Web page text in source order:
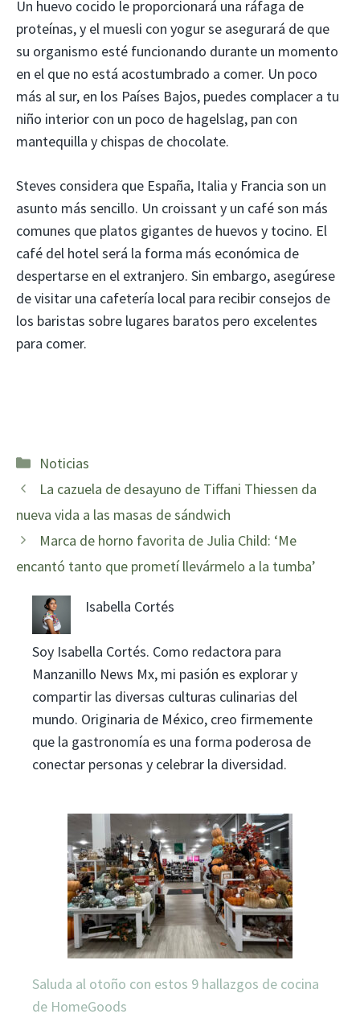
Un huevo cocido le proporcionará una ráfaga de
proteínas, y el muesli con yogur se asegurará de que
su organismo esté funcionando durante un momento
en el que no está acostumbrado a comer. Un poco
más al sur, en los Países Bajos, puedes complacer a tu
niño interior con un poco de hagelslag, pan con
mantequilla y chispas de chocolate.
Steves considera que España, Italia y Francia son un
asunto más sencillo. Un croissant y un café son más
comunes que platos gigantes de huevos y tocino. El
café del hotel será la forma más económica de
despertarse en el extranjero. Sin embargo, asegúrese
de visitar una cafetería local para recibir consejos de
los baristas sobre lugares baratos pero excelentes
para comer.
Categorías
Noticias
La cazuela de desayuno de Tiffani Thiessen da
nueva vida a las masas de sándwich
Marca de horno favorita de Julia Child: ‘Me
encantó tanto que prometí llevármelo a la tumba’
Isabella Cortés
Soy Isabella Cortés. Como redactora para
Manzanillo News Mx, mi pasión es explorar y
compartir las diversas culturas culinarias del
mundo. Originaria de México, creo firmemente
que la gastronomía es una forma poderosa de
conectar personas y celebrar la diversidad.
Saluda al otoño con estos 9 hallazgos de cocina
de HomeGoods